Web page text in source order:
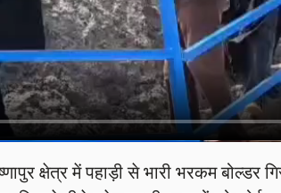
क्षेत्र में पहाड़ी से भारी भरकम बोल्डर